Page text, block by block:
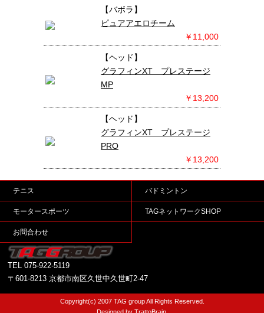
【バボラ】
ピュアアエロチーム
￥11,000
【ヘッド】
グラフィンXT プレステージ
MP
￥13,200
【ヘッド】
グラフィンXT プレステージ
PRO
￥13,200
テニス バドミントン
モータースポーツ TAGネットワークSHOP
お問合わせ
TEL075-922-5119
〒601-8213 京都市南区久世中久世町2-47
Copyright(c) 2007 TAG group All Rights Reserved.